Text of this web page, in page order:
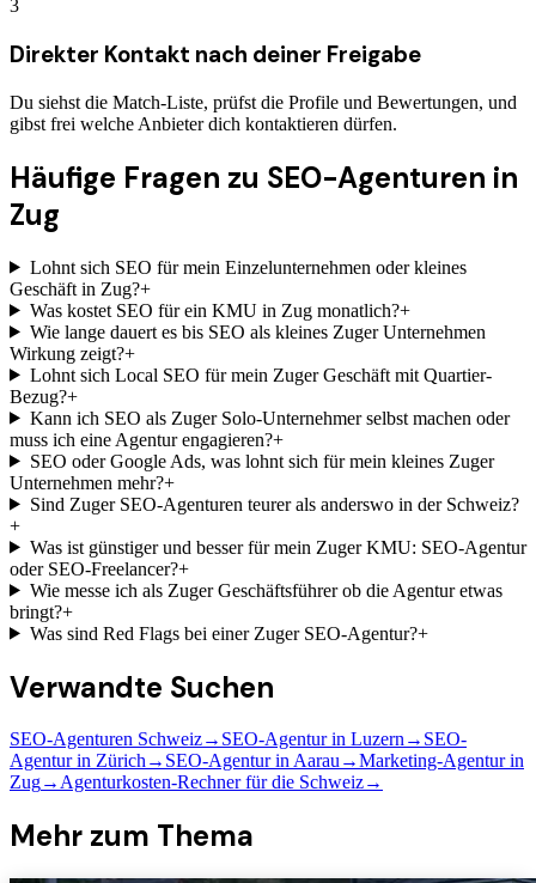
3
Direkter Kontakt nach deiner Freigabe
Du siehst die Match-Liste, prüfst die Profile und Bewertungen, und
gibst frei welche Anbieter dich kontaktieren dürfen.
Häufige Fragen zu SEO-Agenturen in
Zug
Lohnt sich SEO für mein Einzelunternehmen oder kleines
Geschäft in Zug?+
Was kostet SEO für ein KMU in Zug monatlich?+
Wie lange dauert es bis SEO als kleines Zuger Unternehmen
Wirkung zeigt?+
Lohnt sich Local SEO für mein Zuger Geschäft mit Quartier-
Bezug?+
Kann ich SEO als Zuger Solo-Unternehmer selbst machen oder
muss ich eine Agentur engagieren?+
SEO oder Google Ads, was lohnt sich für mein kleines Zuger
Unternehmen mehr?+
Sind Zuger SEO-Agenturen teurer als anderswo in der Schweiz?
+
Was ist günstiger und besser für mein Zuger KMU: SEO-Agentur
oder SEO-Freelancer?+
Wie messe ich als Zuger Geschäftsführer ob die Agentur etwas
bringt?+
Was sind Red Flags bei einer Zuger SEO-Agentur?+
Verwandte Suchen
SEO-Agenturen Schweiz→ SEO-Agentur in Luzern→ SEO-
Agentur in Zürich→ SEO-Agentur in Aarau→Marketing-Agentur in
Zug→Agenturkosten-Rechner für die Schweiz→
Mehr zum Thema